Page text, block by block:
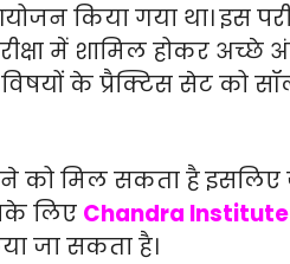
किया गया था। इस
में शामिल होकर अच्छे
के प्रैक्टिस सेट को
को मिल सकता है इसलिए
लिए Chandra
जा सकता है।